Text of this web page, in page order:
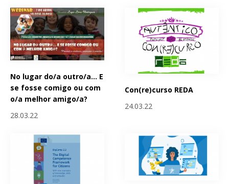
No lugar do/a outro/a... E
se fosse comigo ou com
o/a melhor amigo/a?
28.03.22
Con(re)curso REDA
24.03.22